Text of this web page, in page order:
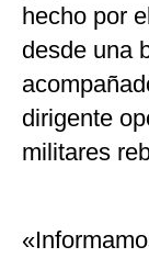
hecho por
desde una
dirigente
militares